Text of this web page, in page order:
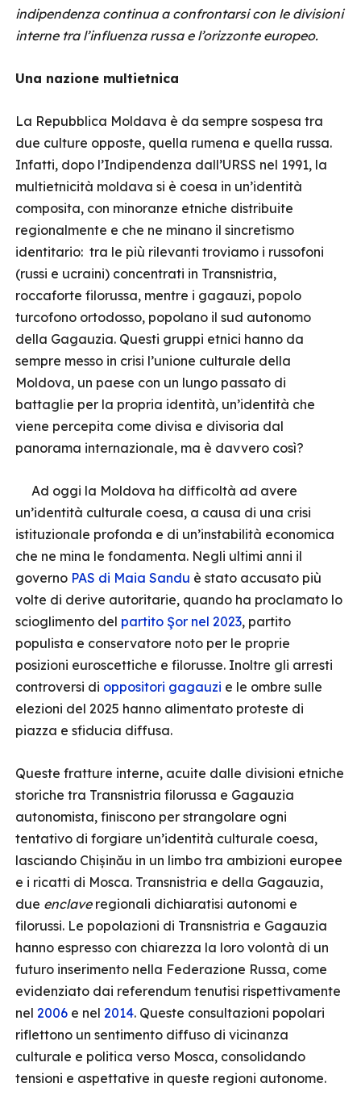
indipendenza continua a confrontarsi con le divisioni
interne tra l’influenza russa e l’orizzonte europeo.
Una nazione multietnica
La Repubblica Moldava è da sempre sospesa tra
due culture opposte, quella rumena e quella russa.
Infatti, dopo l’Indipendenza dall’URSS nel 1991, la
multietnicità moldava si è coesa in un’identità
composita, con minoranze etniche distribuite
regionalmente e che ne minano il sincretismo
identitario: tra le più rilevanti troviamo i russofoni
(russi e ucraini) concentrati in Transnistria,
roccaforte filorussa, mentre i gagauzi, popolo
turcofono ortodosso, popolano il sud autonomo
della Gagauzia. Questi gruppi etnici hanno da
sempre messo in crisi l’unione culturale della
Moldova, un paese con un lungo passato di
battaglie per la propria identità, un’identità che
viene percepita come divisa e divisoria dal
panorama internazionale, ma è davvero così?
Ad oggi la Moldova ha difficoltà ad avere
un’identità culturale coesa, a causa di una crisi
istituzionale profonda e di un’instabilità economica
che ne mina le fondamenta. Negli ultimi anni il
governo PAS di Maia Sandu è stato accusato più
volte di derive autoritarie, quando ha proclamato lo
scioglimento del partito Şor nel 2023, partito
populista e conservatore noto per le proprie
posizioni euroscettiche e filorusse. Inoltre gli arresti
controversi di oppositori gagauzi e le ombre sulle
elezioni del 2025 hanno alimentato proteste di
piazza e sfiducia diffusa.
Queste fratture interne, acuite dalle divisioni etniche
storiche tra Transnistria filorussa e Gagauzia
autonomista, finiscono per strangolare ogni
tentativo di forgiare un’identità culturale coesa,
lasciando Chișinău in un limbo tra ambizioni europee
e i ricatti di Mosca. Transnistria e della Gagauzia,
due enclave regionali dichiaratisi autonomi e
filorussi. Le popolazioni di Transnistria e Gagauzia
hanno espresso con chiarezza la loro volontà di un
futuro inserimento nella Federazione Russa, come
evidenziato dai referendum tenutisi rispettivamente
nel 2006 e nel 2014. Queste consultazioni popolari
riflettono un sentimento diffuso di vicinanza
culturale e politica verso Mosca, consolidando
tensioni e aspettative in queste regioni autonome.